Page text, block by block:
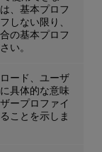
、基本プロフ
しない限り、
の基本プロフ
い。
ード、ユーザ
具体的な意味
ープロファイ
ことを示しま